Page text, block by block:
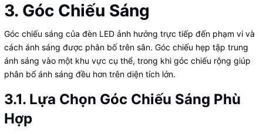
3. Góc Chiếu Sáng
Góc chiếu sáng của đèn LED ảnh hưởng trực tiếp đến phạm vi và
cách ánh sáng được phân bố trên sân. Góc chiếu hẹp tập trung
ánh sáng vào một khu vực cụ thể, trong khi góc chiếu rộng giúp
phân bổ ánh sáng đều hơn trên diện tích lớn.
3.1. Lựa Chọn Góc Chiếu Sáng Phù
Hợp